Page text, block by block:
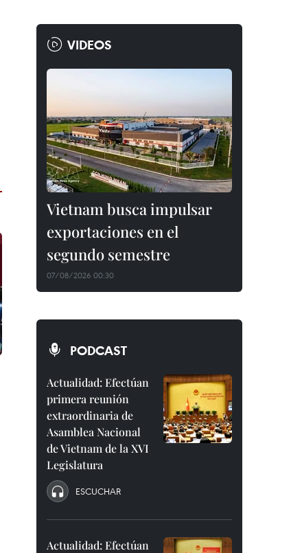
VIDEOS
Vietnam busca impulsar
exportaciones en el
segundo semestre
07/08/2026 00:30
PODCAST
Actualidad: Efectúan
primera reunión
extraordinaria de
Asamblea Nacional
de Vietnam de la XVI
Legislatura
ESCUCHAR
Actualidad: Efectúan